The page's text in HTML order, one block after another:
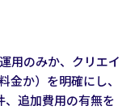
用のみか、クリエイ
金か）を明確にし、
、追加費用の有無を